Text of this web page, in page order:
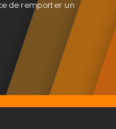
de remporter un